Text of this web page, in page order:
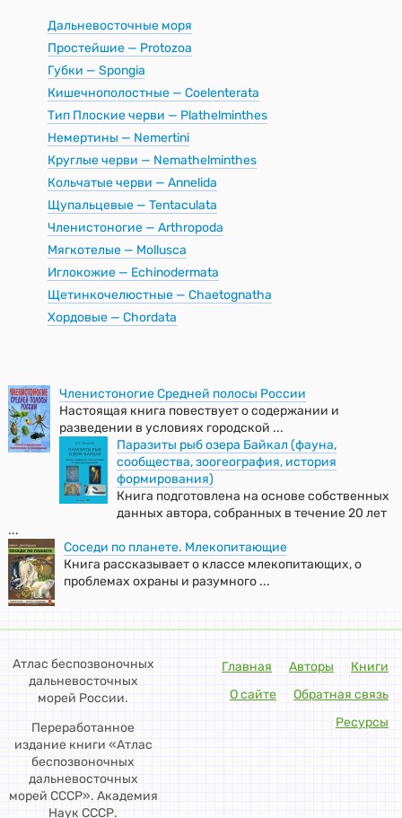
Дальневосточные моря
Простейшие — Protozoa
Губки — Spongia
Кишечнополостные — Coelenterata
Тип Плоские черви — Plathelminthes
Немертины — Nemertini
Круглые черви — Nemathelminthes
Кольчатые черви — Annelida
Щупальцевые — Tentaculata
Членистоногие — Arthropoda
Мягкотелые — Mollusca
Иглокожие — Echinodermata
Щетинкочелюстные — Chaetognatha
Хордовые — Chordata
Членистоногие Средней полосы России
Настоящая книга повествует о содержании и
разведении в условиях городской ...
Паразиты рыб озера Байкал (фауна,
сообщества, зоогеография, история
формирования)
Книга подготовлена на основе собственных
данных автора, собранных в течение 20 лет
...
Соседи по планете. Млекопитающие
Книга рассказывает о классе млекопитающих, о
проблемах охраны и разумного ...
Атлас беспозвоночных
дальневосточных
морей России.
Переработанное
издание книги «Атлас
беспозвоночных
дальневосточных
морей СССР». Академия
Наук СССР.
Главная Авторы
Книги
О сайте
Обратная связь
Ресурсы